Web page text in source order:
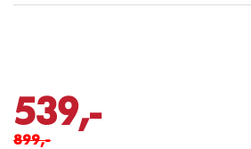
539,-
899,-